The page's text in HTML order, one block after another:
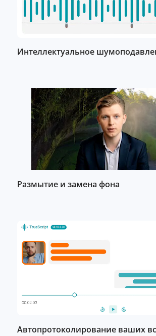
Интеллектуальное
Размытие и замена фона
Автопротоколирование ваших